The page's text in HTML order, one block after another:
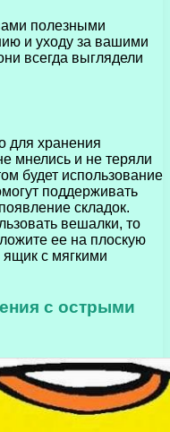
полезными
и уходу за вашими
всегда выглядели
для хранения
мнелись и не теряли
будет использование
поддерживать
складок.
вешалки, то
ее на плоскую
ящик с мягкими
с острыми